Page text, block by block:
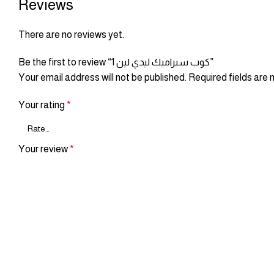
Reviews
There are no reviews yet.
Be the first to review “كوب سيراميك ليدي لين 1”
Your email address will not be published. Required fields are
Your rating *
Your review *